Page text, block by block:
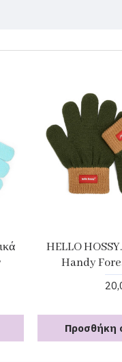
HELLO
Handy
Προσθήκη